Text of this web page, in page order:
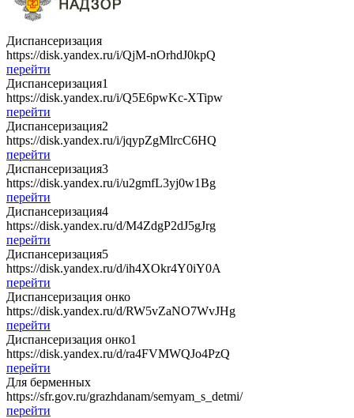
Диспансеризация
https://disk.yandex.ru/i/QjM-nOrhdJ0kpQ
перейти
Диспансеризация1
https://disk.yandex.ru/i/Q5E6pwKc-XTipw
перейти
Диспансеризация2
https://disk.yandex.ru/i/jqypZgMlrcC6HQ
перейти
Диспансеризация3
https://disk.yandex.ru/i/u2gmfL3yj0w1Bg
перейти
Диспансеризация4
https://disk.yandex.ru/d/M4ZdgP2dJ5gJrg
перейти
Диспансеризация5
https://disk.yandex.ru/d/ih4XOkr4Y0iY0A
перейти
Диспансеризация онко
https://disk.yandex.ru/d/RW5vZaNO7WvJHg
перейти
Диспансеризация онко1
https://disk.yandex.ru/d/ra4FVMWQJo4PzQ
перейти
Для берменных
https://sfr.gov.ru/grazhdanam/semyam_s_detmi/
перейти